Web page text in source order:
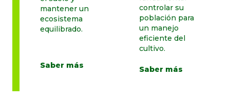
mantener un
ecosistema
equilibrado.
Saber más
controlar su
población para
un manejo
eficiente del
cultivo.
Saber más